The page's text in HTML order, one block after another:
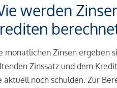
werden
monatlichen Zinsen ergeben
Zinssatz und dem
aktuell noch schulden. Zur